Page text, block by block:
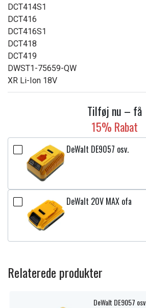
DCT414S1
DCT416
DCT416S1
DCT418
DCT419
DWST1-75659-QW
XR Li-Ion 18V
Tilføj nu – få
15% Rabat
DeWalt DE9057 osv.
DeWalt 20V MAX ofa
Relaterede produkter
DeWalt DE9057 osv.